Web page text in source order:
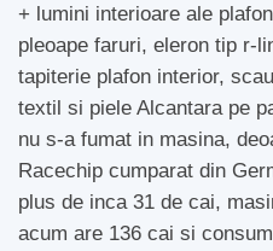
+ lumini interioare ale
pleoape faruri, eleron tip r-
tapiterie plafon interior,
textil si piele Alcantara pe
nu s-a fumat in masina,
Racechip cumparat din
plus de inca 31 de cai,
acum are 136 cai si